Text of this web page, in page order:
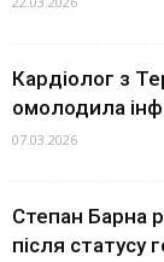
Кардіолог з
омолодила
07.03.2026
Степан Барна
після статусу